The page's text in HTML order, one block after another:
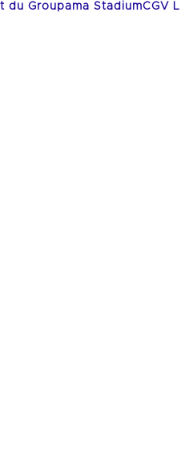
du Groupama StadiumCGV